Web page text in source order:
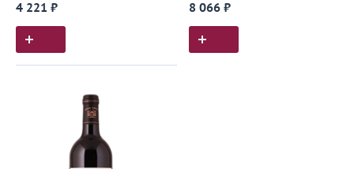
4 221 ₽ 8 066 ₽